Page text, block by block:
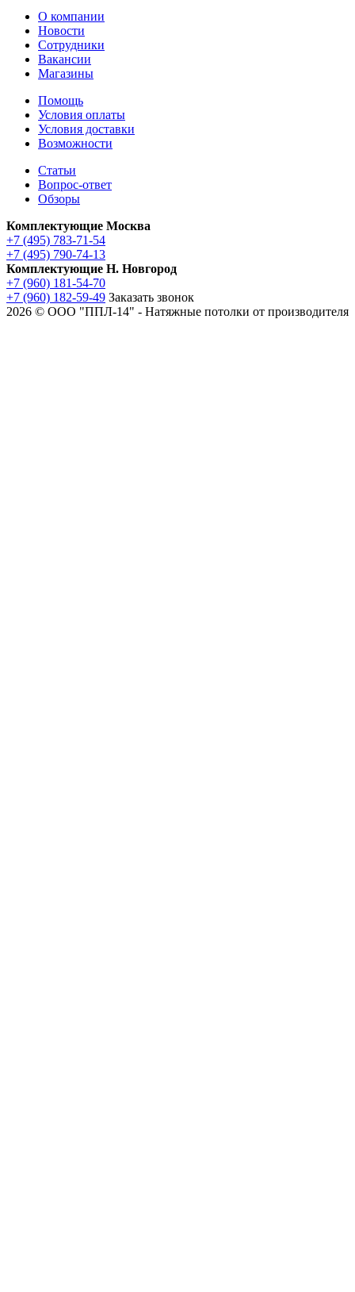
О компании
Новости
Сотрудники
Вакансии
Магазины
Помощь
Условия оплаты
Условия доставки
Возможности
Статьи
Вопрос-ответ
Обзоры
Комплектующие Москва
+7 (495) 783-71-54
+7 (495) 790-74-13
Комплектующие Н. Новгород
+7 (960) 181-54-70
+7 (960) 182-59-49 Заказать звонок
2026 © ООО "ППЛ-14" - Натяжные потолки от производителя